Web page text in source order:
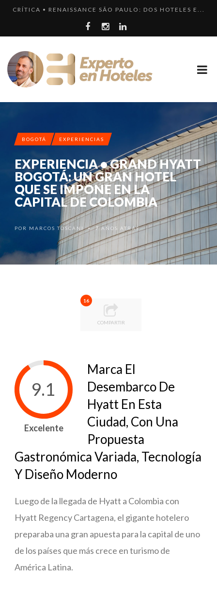
CRÍTICA • RENAISSANCE SÃO PAULO: DOS HOTELES E...
¿CUÁL ES LA DIFERENCIA HAY ENTRE HOTEL, HOSTEL...
EXPERIENCIA • VILLA MAGNA: LUJO Y GASTRONOMÍA ...
LOS 10 HOTELES MÁS CAROS DE PARÍS. LUJO FRANCÉ...
BOGOTÁ EXPERIENCIAS
EXPERIENCIA • GRAND HYATT
BOGOTÁ: UN GRAN HOTEL
QUE SE IMPONE EN LA
CAPITAL DE COLOMBIA
POR MARCOS TOSCANI •7 AÑOS ATRÁS
16
COMPARTIR
9.1
Excelente
Marca El
Desembarco De
Hyatt En Esta
Ciudad, Con Una
Propuesta
Gastronómica Variada, Tecnología
Y Diseño Moderno
Luego de la llegada de Hyatt a Colombia con
Hyatt Regency Cartagena, el gigante hotelero
preparaba una gran apuesta para la capital de uno
de los países que más crece en turismo de
América Latina.